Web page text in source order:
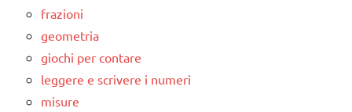
frazioni
geometria
giochi per contare
leggere e scrivere i numeri
misure